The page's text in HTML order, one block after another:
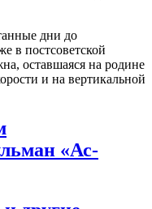
дни до
в постсоветской
оставшаяся на родине
и на вертикальной
«Ас-